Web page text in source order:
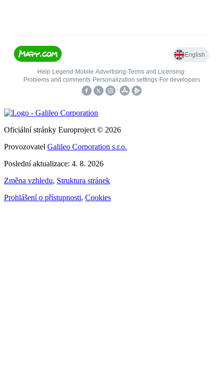
Oficiální stránky Europroject © 2026
Provozovatel Galileo Corporation s.r.o.
Poslední aktualizace: 4. 8. 2026
Změna vzhledu, Struktura stránek
Prohlášení o přístupnosti, Cookies